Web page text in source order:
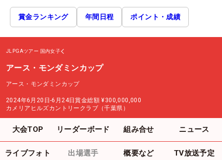
賞金ランキング 年間日程 ポイント・成績
JLPGAツアー 国内女子
アース・モンダミンカップ
アース・モンダミンカップ
2024年6月20日-6月24日賞金総額 ¥300,000,000
カメリアヒルズカントリークラブ（千葉県）
大会TOP リーダーボード 組み合せ ニュース
ライブフォト 出場選手 概要など TV放送予定